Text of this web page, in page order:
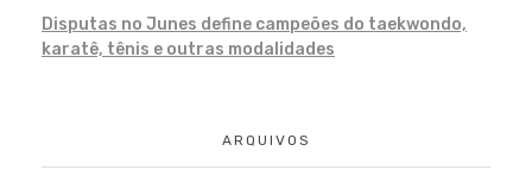
Disputas no Junes define campeões do taekwondo,
karatê, tênis e outras modalidades
ARQUIVOS